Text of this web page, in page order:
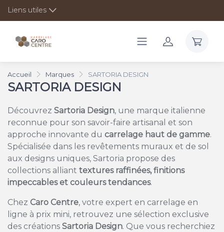
Liens utiles
Accueil Marques SARTORIA DESIGN
SARTORIA DESIGN
Découvrez Sartoria Design, une marque italienne
reconnue pour son savoir-faire artisanal et son
approche innovante du carrelage haut de gamme.
Spécialisée dans les revêtements muraux et de sol
aux designs uniques, Sartoria propose des
collections alliant textures raffinées, finitions
impeccables et couleurs tendances.
Chez Caro Centre, votre expert en carrelage en
ligne à prix mini, retrouvez une sélection exclusive
des créations Sartoria Design. Que vous recherchiez